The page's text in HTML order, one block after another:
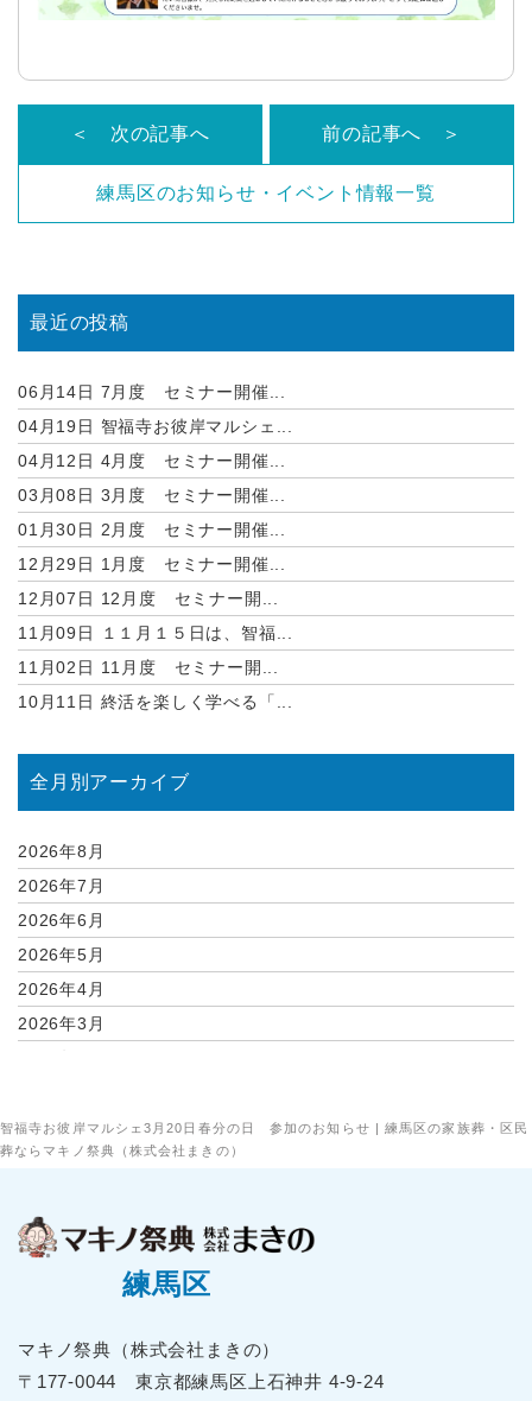
智福寺お彼岸マルシェ3月20日春分の日 参加のお知らせ | 練馬区の家族葬・区民
葬ならマキノ祭典（株式会社まきの）
＜ 次の記事へ
練馬区のお知らせ・イベント情報一覧
前の記事へ ＞
最近の投稿
06月14日 7月度 セミナー開催...
04月19日 智福寺お彼岸マルシェ...
04月12日 4月度 セミナー開催...
03月08日 3月度 セミナー開催...
01月30日 2月度 セミナー開催...
12月29日 1月度 セミナー開催...
12月07日 12月度 セミナー開...
11月09日
１１月１５日は、智福...
11月02日 11月度 セミナー開...
10月11日 終活を楽しく学べる「...
全月別アーカイブ
2026年8月
2026年7月
2026年6月
2026年5月
2026年4月
2026年3月
2025年12月
2025年11月
2025年9月
2025年8月
練馬区
マキノ祭典（株式会社まきの）
〒177-0044 東京都練⾺区上⽯神井 4-9-24